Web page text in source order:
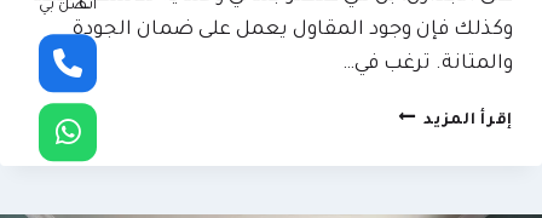
وكذلك فإن وجود المقاول يعمل على ضمان الجودة
والمتانة. ترغب في…
إقرأ المزيد مقاول
الخبر
اتصل بي